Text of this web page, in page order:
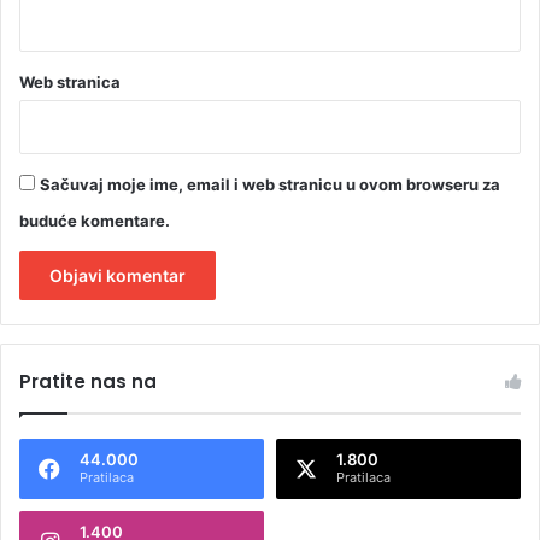
Web stranica
Sačuvaj moje ime, email i web stranicu u ovom browseru za
buduće komentare.
t
n
Pratite nas na
44.000
Pratilaca
1.800
Pratilaca
1.400